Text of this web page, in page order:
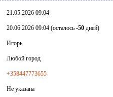
21.05.2026 09:04
20.06.2026 09:04 (осталось -50дней)
Игорь
Любой город
+358447773655
Не указана